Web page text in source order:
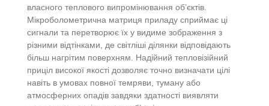
власного теплового випромінювання об’єктів.
Мікроболометрична матриця приладу сприймає ці
сигнали та перетворює їх у видиме зображення з
різними відтінками, де світліші ділянки відповідають
більш нагрітим поверхням. Надійний тепловізійний
приціл високої якості дозволяє точно визначати цілі
навіть в умовах повної темряви, туману або
атмосферних опадів завдяки здатності виявляти